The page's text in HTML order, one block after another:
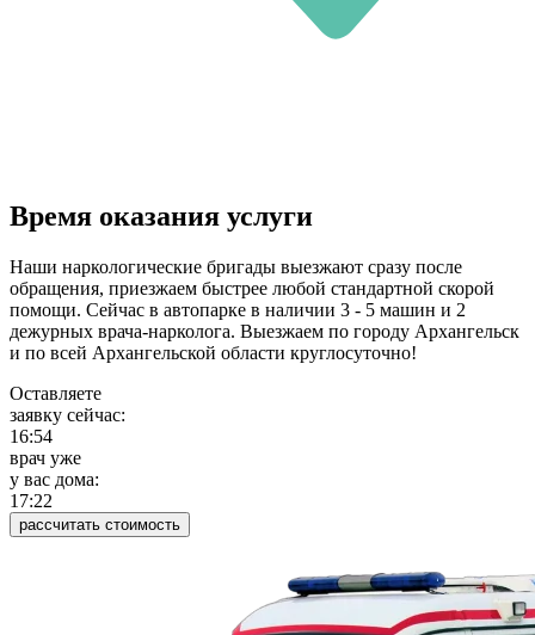
Время оказания услуги
Наши наркологические бригады выезжают сразу после
обращения, приезжаем быстрее любой стандартной скорой
помощи. Сейчас в автопарке в наличии 3 - 5 машин и 2
дежурных врача-нарколога. Выезжаем по городу Архангельск
и по всей Архангельской области круглосуточно!
Оставляете
заявку сейчас:
16:54
врач уже
у вас дома:
17:22
рассчитать стоимость